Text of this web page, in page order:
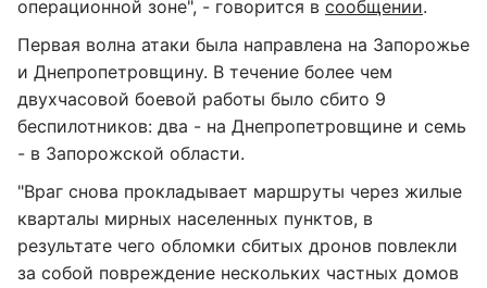
операционной зоне", - говорится в сообщении.
Первая волна атаки была направлена на Запорожье
и Днепропетровщину. В течение более чем
двухчасовой боевой работы было сбито 9
беспилотников: два - на Днепропетровщине и семь
- в Запорожской области.
"Враг снова прокладывает маршруты через жилые
кварталы мирных населенных пунктов, в
результате чего обломки сбитых дронов повлекли
за собой повреждение нескольких частных домов